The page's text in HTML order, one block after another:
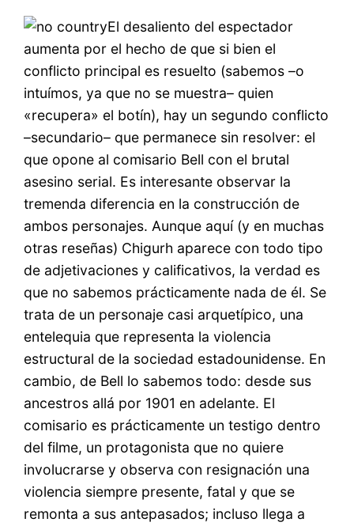
El desaliento del espectador
aumenta por el hecho de que si bien el
conflicto principal es resuelto (sabemos –o
intuímos, ya que no se muestra– quien
«recupera» el botín), hay un segundo conflicto
–secundario– que permanece sin resolver: el
que opone al comisario Bell con el brutal
asesino serial. Es interesante observar la
tremenda diferencia en la construcción de
ambos personajes. Aunque aquí (y en muchas
otras reseñas) Chigurh aparece con todo tipo
de adjetivaciones y calificativos, la verdad es
que no sabemos prácticamente nada de él. Se
trata de un personaje casi arquetípico, una
entelequia que representa la violencia
estructural de la sociedad estadounidense. En
cambio, de Bell lo sabemos todo: desde sus
ancestros allá por 1901 en adelante. El
comisario es prácticamente un testigo dentro
del filme, un protagonista que no quiere
involucrarse y observa con resignación una
violencia siempre presente, fatal y que se
remonta a sus antepasados; incluso llega a